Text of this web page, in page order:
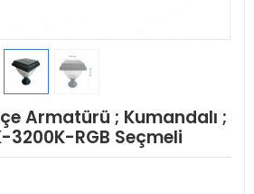
Armatürü ; Kumandalı ;
3200K-RGB Seçmeli